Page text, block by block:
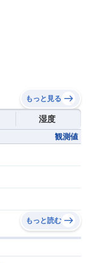
もっと見る
湿度
観測値
もっと読む